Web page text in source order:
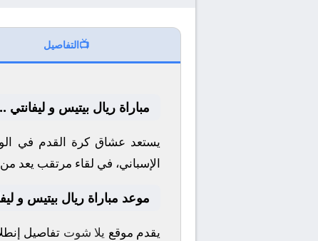
📺التفاصيل
مباراة ريال بيتيس و
يستعد عشاق كرة القدم في
الإسباني، في لقاء مرتقب يعد من
موعد مباراة ريال بيتيس و
يقدم موقع يلا شوت تفاصيل